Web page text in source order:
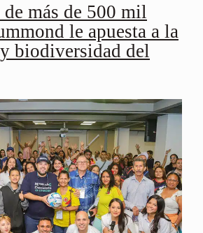
más de 500 mil
le apuesta a la
biodiversidad del